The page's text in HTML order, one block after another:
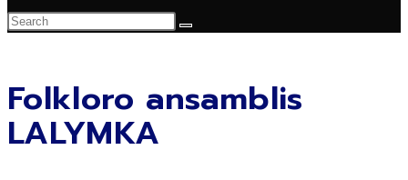
Folkloro ansamblis
LALYMKA